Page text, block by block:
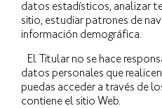
datos estadísticos, analizar
sitio, estudiar patrones de
información demográfica.
El Titular no se hace
datos personales que
puedas acceder a través de
contiene el sitio Web.